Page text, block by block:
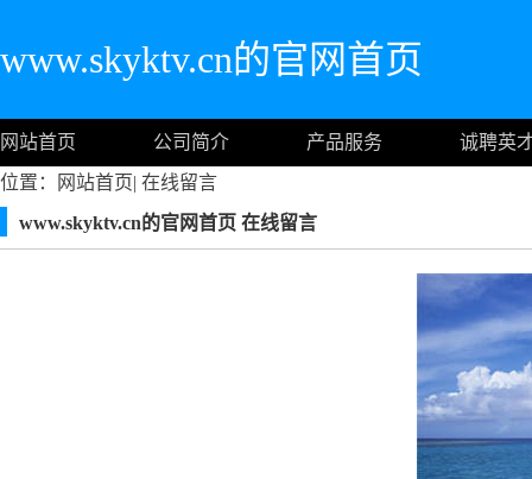
www.skyktv.cn的官网首页
网站首页 公司简介 产品服务
诚聘英
位置：
网站首页| 在线留言
www.skyktv.cn的官网首页 在线留言